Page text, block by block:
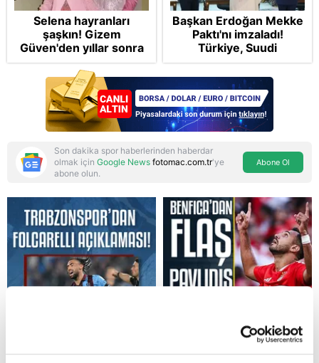
Reddet
Selena hayranları
şaşkın! Gizem
Güven'den yıllar sonra
gelen Cansu Demirci
itirafı! "Konuşmuyoruz"
Başkan Erdoğan Mekke
Paktı'nı imzaladı!
Türkiye, Suudi
Arabistan ve
Pakistan'dan stratejik
güvenlik adımı:
Anlaşmanın tüm
detayları
Son dakika spor haberlerinden haberdar
olmak için Google News fotomac.com.tr'ye
abone olun.
Abone Ol